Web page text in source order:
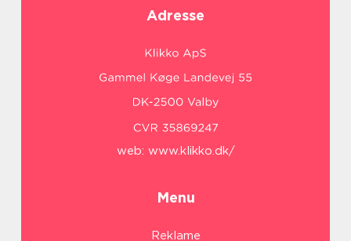
Adresse
web: www.klikko.dk/
Menu
Reklame